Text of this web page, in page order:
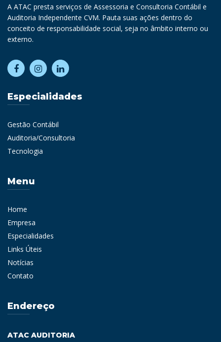
A ATAC presta serviços de Assessoria e Consultoria Contábil e
Auditoria Independente CVM. Pauta suas ações dentro do
conceito de responsabilidade social, seja no âmbito interno ou
externo.
Especialidades
Gestão Contábil
Auditoria/Consultoria
Tecnologia
Menu
Home
Empresa
Especialidades
Links Úteis
Notícias
Contato
Endereço
ATAC AUDITORIA